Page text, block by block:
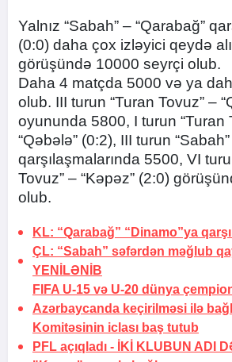
Yalnız “Sabah” – “Qarabağ”
(0:0) daha çox izləyici qeydə
görüşündə 10000 seyrçi olub.
Daha 4 matçda 5000 və ya
olub. III turun “Turan Tovuz” –
oyununda 5800, I turun “Turan
“Qəbələ” (0:2), III turun
qarşılaşmalarında 5500, VI
Tovuz” – “Kəpəz” (2:0)
olub.
KL: “Qarabağ” “Dinamo”ya
ÇL: “Sabah” səfərdən məğlub
YENİLƏNİB
FIFA U-15 və U-20 dünya
Azərbaycanda keçirilməsi ilə
Komitəsinin iclası baş tutub
PFL açıqladı -
İKİ KLUBUN ADI